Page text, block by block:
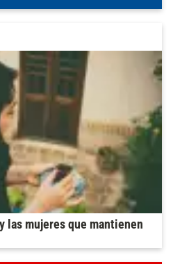
las mujeres que mantienen